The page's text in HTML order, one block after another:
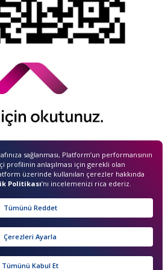
Merhaba ben InvestIQ. Size
nasıl yardımcı olabilirim?